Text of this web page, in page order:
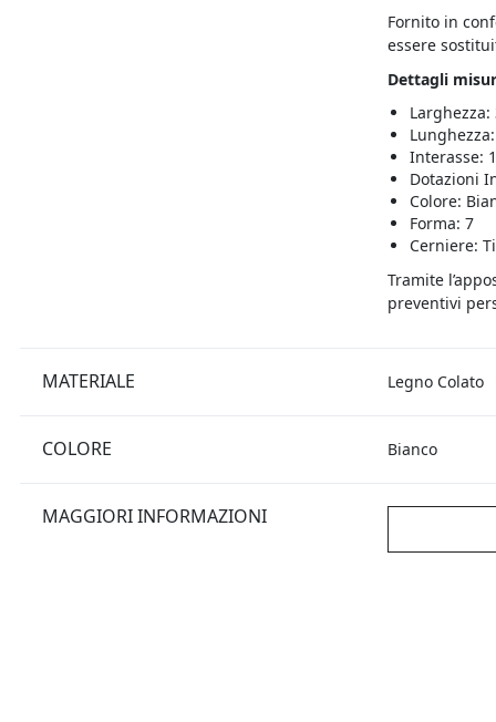
Fornito in
essere
Dettagli
Larghezza:
Interasse:
Dotazioni
Colore:
Forma: 7
Cerniere:
Tramite
preventivi
MATERIALE Legno Colato
COLORE Bianco
MAGGIORI INFORMAZIONI